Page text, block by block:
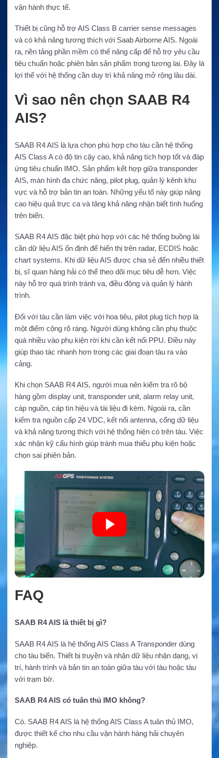
vận hành thực tế.
Thiết bị cũng hỗ trợ AIS Class B carrier sense messages
và có khả năng tương thích với Saab Airborne AIS. Ngoài
ra, nền tảng phần mềm có thể nâng cấp để hỗ trợ yêu cầu
tiêu chuẩn hoặc phiên bản sản phẩm trong tương lai. Đây là
lợi thế với hệ thống cần duy trì khả năng mở rộng lâu dài.
Vì sao nên chọn SAAB R4
AIS?
SAAB R4 AIS là lựa chọn phù hợp cho tàu cần hệ thống
AIS Class A có độ tin cậy cao, khả năng tích hợp tốt và đáp
ứng tiêu chuẩn IMO. Sản phẩm kết hợp giữa transponder
AIS, màn hình đa chức năng, pilot plug, quản lý kênh khu
vực và hỗ trợ bản tin an toàn. Những yếu tố này giúp nâng
cao hiệu quả trực ca và tăng khả năng nhận biết tình huống
trên biển.
SAAB R4 AIS đặc biệt phù hợp với các hệ thống buồng lái
cần dữ liệu AIS ổn định để hiển thị trên radar, ECDIS hoặc
chart systems. Khi dữ liệu AIS được chia sẻ đến nhiều thiết
bị, sĩ quan hàng hải có thể theo dõi mục tiêu dễ hơn. Việc
này hỗ trợ quá trình tránh va, điều động và quản lý hành
trình.
Đối với tàu cần làm việc với hoa tiêu, pilot plug tích hợp là
một điểm cộng rõ ràng. Người dùng không cần phụ thuộc
quá nhiều vào phụ kiện rời khi cần kết nối PPU. Điều này
giúp thao tác nhanh hơn trong các giai đoạn tàu ra vào
cảng.
Khi chọn SAAB R4 AIS, người mua nên kiểm tra rõ bộ
hàng gồm display unit, transponder unit, alarm relay unit,
cáp nguồn, cáp tín hiệu và tài liệu đi kèm. Ngoài ra, cần
kiểm tra nguồn cấp 24 VDC, kết nối antenna, cổng dữ liệu
và khả năng tương thích với hệ thống hiện có trên tàu. Việc
xác nhận kỹ cấu hình giúp tránh mua thiếu phụ kiện hoặc
chọn sai phiên bản.
FAQ
SAAB R4 AIS là thiết bị gì?
SAAB R4 AIS là hệ thống AIS Class A Transponder dùng
cho tàu biển. Thiết bị truyền và nhận dữ liệu nhận dạng, vị
trí, hành trình và bản tin an toàn giữa tàu với tàu hoặc tàu
với trạm bờ.
SAAB R4 AIS có tuân thủ IMO không?
Có. SAAB R4 AIS là hệ thống AIS Class A tuân thủ IMO,
được thiết kế cho nhu cầu vận hành hàng hải chuyên
nghiệp.